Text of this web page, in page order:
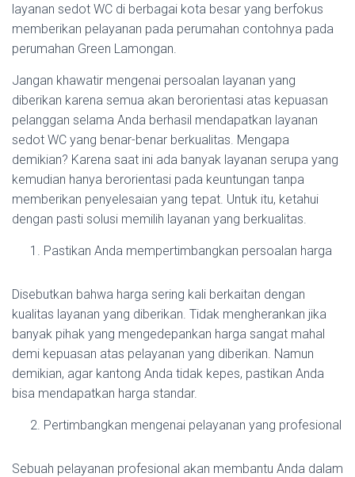
layanan sedot WC di berbagai kota besar yang berfokus
memberikan pelayanan pada perumahan contohnya pada
perumahan Green Lamongan.
Jangan khawatir mengenai persoalan layanan yang
diberikan karena semua akan berorientasi atas kepuasan
pelanggan selama Anda berhasil mendapatkan layanan
sedot WC yang benar-benar berkualitas. Mengapa
demikian? Karena saat ini ada banyak layanan serupa yang
kemudian hanya berorientasi pada keuntungan tanpa
memberikan penyelesaian yang tepat. Untuk itu, ketahui
dengan pasti solusi memilih layanan yang berkualitas.
Pastikan Anda mempertimbangkan persoalan harga
Disebutkan bahwa harga sering kali berkaitan dengan
kualitas layanan yang diberikan. Tidak mengherankan jika
banyak pihak yang mengedepankan harga sangat mahal
demi kepuasan atas pelayanan yang diberikan. Namun
demikian, agar kantong Anda tidak kepes, pastikan Anda
bisa mendapatkan harga standar.
Pertimbangkan mengenai pelayanan yang profesional
Sebuah pelayanan profesional akan membantu Anda dalam